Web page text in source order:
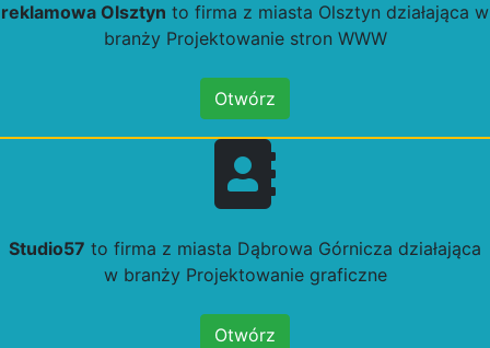
reklamowa Olsztyn to firma z miasta Olsztyn działająca w
branży Projektowanie stron WWW
Otwórz
Studio57 to firma z miasta Dąbrowa Górnicza działająca
w branży Projektowanie graficzne
Otwórz